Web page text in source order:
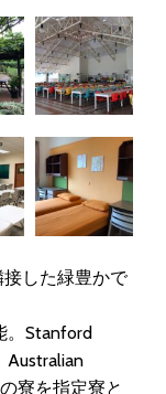
接した緑豊かで
Stanford
Australian
寮を指定寮と